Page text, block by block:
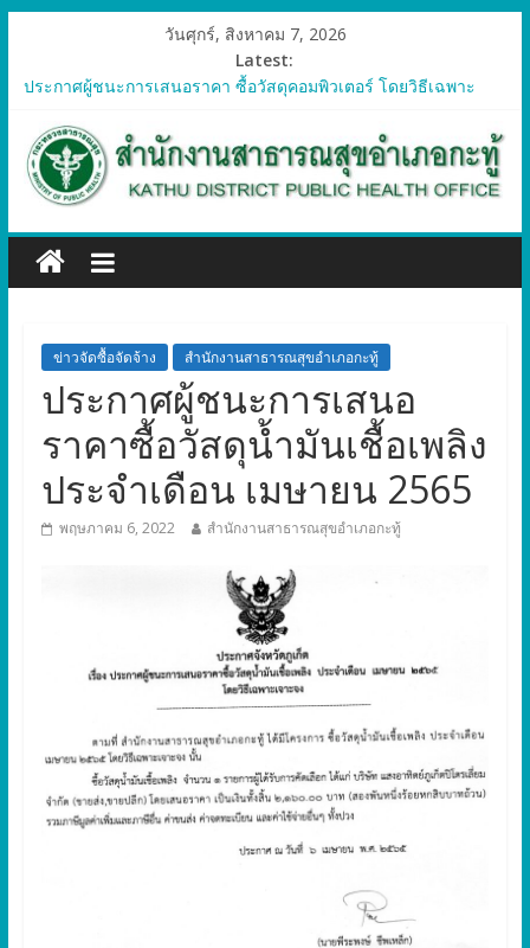
วันศุกร์, สิงหาคม 7, 2026
Latest:
ประกาศผู้ชนะการเสนอราคา ซื้อวัสดุคอมพิวเตอร์ โดยวิธีเฉพาะ
ประกาศผู้ชนะการเสนอราคา จัดซื้อวัสดุทางการแพทย์สำหรับ
โครงการป้องกันควบคุมโรคติดต่อและภัยสุขภาพในแรงงานต่างด้าว
อำเภอกะทู้ ปี 2569
เจาะจง
ประกาศผู้ชนะการเสนอรา ซื้อวัสดุงานบ้านงานครัว โดยวิธีเฉพาะ
เจาะจง
เจาะจงข่าวจัดซื้อจัดจ้าง สำนักงานสาธารณสุขอำเภอกะทู้
ประกาศผู้ชนะการเสนอ
ราคาซื้อวัสดุน้ำมันเชื้อเพลิง
ประจำเดือน เมษายน 2565
พฤษภาคม 6, 2022 สำนักงานสาธารณสุขอำเภอกะทู้